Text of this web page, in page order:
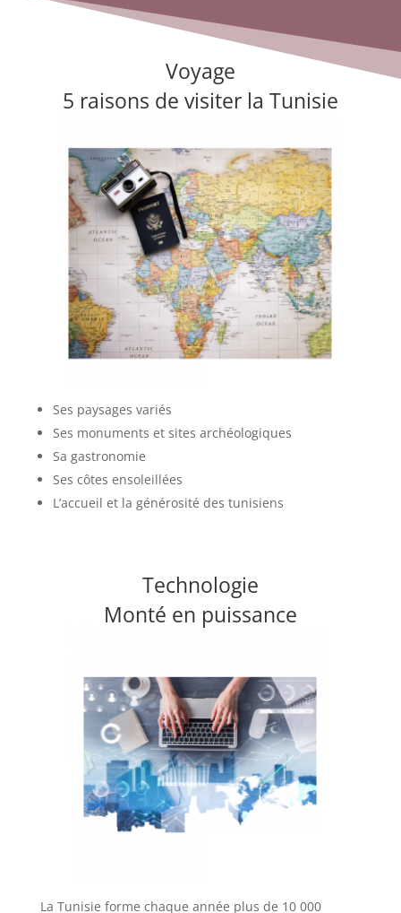
Voyage
5 raisons de visiter la Tunisie
Ses paysages variés
Ses monuments et sites archéologiques
Sa gastronomie
Ses côtes ensoleillées
L’accueil et la générosité des tunisiens
Technologie
Monté en puissance
La Tunisie forme chaque année plus de 10 000